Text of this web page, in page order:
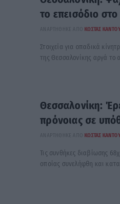
το επεισόδιο
ΑΝΑΡΤΉΘΗΚΕ ΑΠΌ ΚΏΣΤΑΣ
Στοιχεία για οπαδικά
της Θεσσαλονίκης αργά το
Θεσσαλονίκη:
πρόνοιας σε
ΑΝΑΡΤΉΘΗΚΕ ΑΠΌ ΚΏΣΤΑΣ
Τις συνθήκες διαβίωσης
οποίας συνελήφθη και